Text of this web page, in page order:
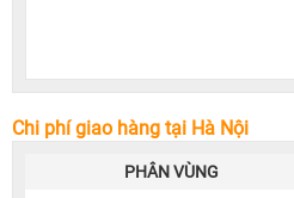
Chi phí giao hàng tại Hà Nội
PHÂN VÙNG